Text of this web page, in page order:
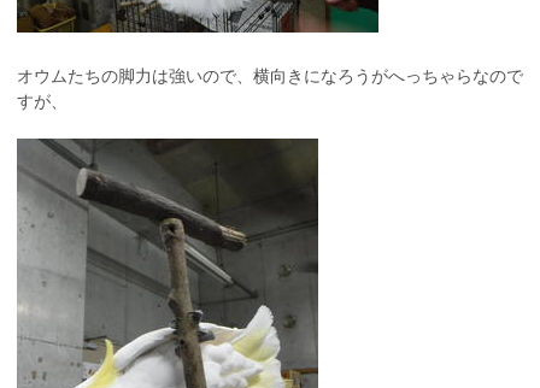
オウムたちの脚力は強いので、横向きになろうがへっちゃらなので
すが、